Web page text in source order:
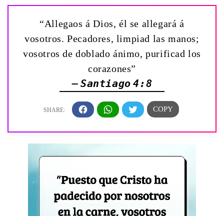
“Allegaos á Dios, él se allegará á
vosotros. Pecadores, limpiad las manos;
vosotros de doblado ánimo, purificad los
corazones”
— Santiago 4:8